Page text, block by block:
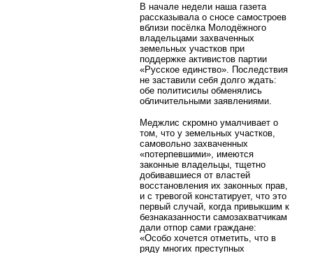
В начале недели наша газета
рассказывала о сносе самостроев
вблизи посёлка Молодёжного
владельцами захваченных
земельных участков при
поддержке активистов партии
«Русское единство». Последствия
не заставили себя долго ждать:
обе политисилы обменялись
обличительными заявлениями.
Меджлис скромно умалчивает о
том, что у земельных участков,
самовольно захваченных
«потерпевшими», имеются
законные владельцы, тщетно
добивавшиеся от властей
восстановления их законных прав,
и с тревогой констатирует, что это
первый случай, когда привыкшим к
безнаказанности самозахватчикам
дали отпор сами граждане:
«Особо хочется отметить, что в
ряду многих преступных